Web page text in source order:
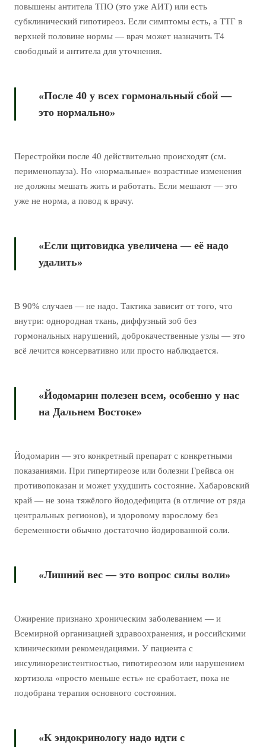
повышены антитела ТПО (это уже АИТ) или есть
субклинический гипотиреоз. Если симптомы есть, а ТТГ в
верхней половине нормы — врач может назначить Т4
свободный и антитела для уточнения.
«После 40 у всех гормональный сбой —
это нормально»
Перестройки после 40 действительно происходят (см.
перименопауза). Но «нормальные» возрастные изменения
не должны мешать жить и работать. Если мешают — это
уже не норма, а повод к врачу.
«Если щитовидка увеличена — её надо
удалить»
В 90% случаев — не надо. Тактика зависит от того, что
внутри: однородная ткань, диффузный зоб без
гормональных нарушений, доброкачественные узлы — это
всё лечится консервативно или просто наблюдается.
«Йодомарин полезен всем, особенно у нас
на Дальнем Востоке»
Йодомарин — это конкретный препарат с конкретными
показаниями. При гипертиреозе или болезни Грейвса он
противопоказан и может ухудшить состояние. Хабаровский
край — не зона тяжёлого йододефицита (в отличие от ряда
центральных регионов), и здоровому взрослому без
беременности обычно достаточно йодированной соли.
«Лишний вес — это вопрос силы воли»
Ожирение признано хроническим заболеванием — и
Всемирной организацией здравоохранения, и российскими
клиническими рекомендациями. У пациента с
инсулинорезистентностью, гипотиреозом или нарушением
кортизола «просто меньше есть» не сработает, пока не
подобрана терапия основного состояния.
«К эндокринологу надо идти с